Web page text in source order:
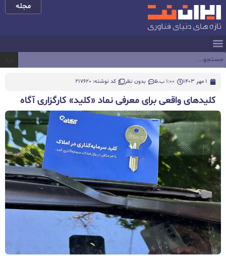
مجله
1 مهر 1403 1:00 ب.ظ بدون نظر کد نوشته: 217620
کلیدهای واقعی برای معرفی نماد «کلید» کارگزاری آگاه